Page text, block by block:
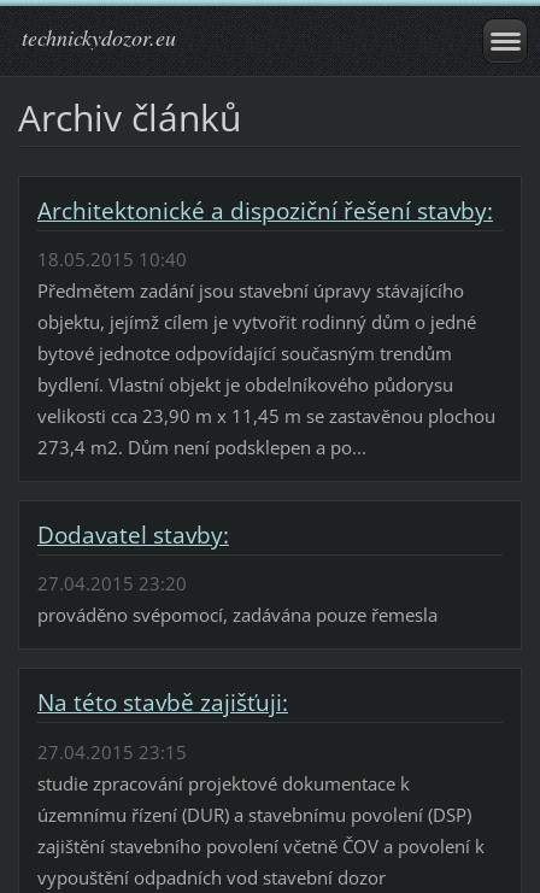
technickydozor.eu
Archiv článků
Architektonické a dispoziční řešení stavby:
18.05.2015 10:40
Předmětem zadání jsou stavební úpravy stávajícího
objektu, jejímž cílem je vytvořit rodinný dům o jedné
bytové jednotce odpovídající současným trendům
bydlení. Vlastní objekt je obdelníkového půdorysu
velikosti cca 23,90 m x 11,45 m se zastavěnou plochou
273,4 m2. Dům není podsklepen a po...
Dodavatel stavby:
27.04.2015 23:20
prováděno svépomocí, zadávána pouze řemesla
Na této stavbě zajišťuji:
27.04.2015 23:15
studie zpracování projektové dokumentace k
územnímu řízení (DUR) a stavebnímu povolení (DSP)
zajištění stavebního povolení včetně ČOV a povolení k
vypouštění odpadních vod stavební dozor